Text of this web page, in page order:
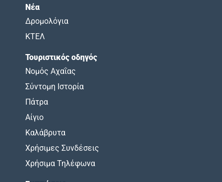
Νέα
Δρομολόγια
ΚΤΕΛ
Τουριστικός οδηγός
Νομός Αχαΐας
Σύντομη Ιστορία
Πάτρα
Αίγιο
Καλάβρυτα
Χρήσιμες Συνδέσεις
Χρήσιμα Τηλέφωνα